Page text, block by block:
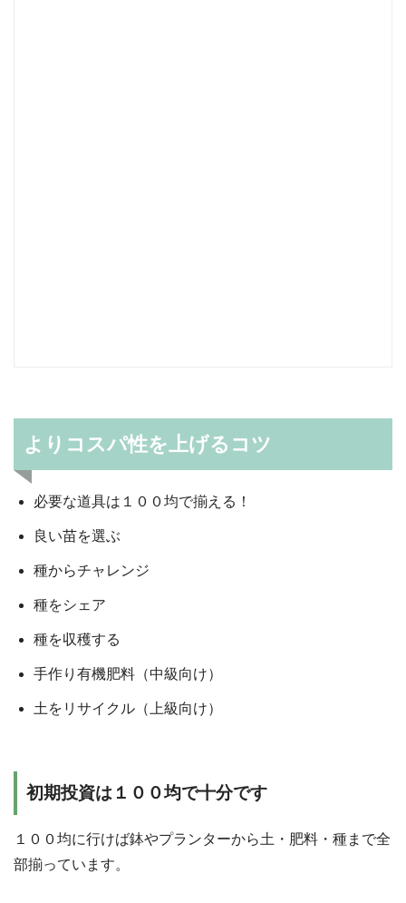
よりコスパ性を上げるコツ
必要な道具は１００均で揃える！
良い苗を選ぶ
種からチャレンジ
種をシェア
種を収穫する
手作り有機肥料（中級向け）
土をリサイクル（上級向け）
初期投資は１００均で十分です
１００均に行けば鉢やプランターから土・肥料・種まで全
部揃っています。